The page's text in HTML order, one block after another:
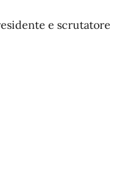
e scrutatore